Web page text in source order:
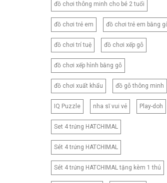
230X245CM
230X250CM
CNB2
CNB3
CNB4
đồ chơi thông minh cho bé 2 tuổi
đồ chơi trẻ em đồ chơi trẻ em bằng
đồ chơi trí tuệ đồ chơi xếp gỗ
đồ chơi xếp hình bằng gỗ
đồ chơi xuất khẩu đồ gỗ thông minh
IQ Puzzle nha sĩ vui vẻ Play-doh
Set 4 trứng HATCHIMAL
Sét 4 trứng HATCHIMAL
Sét 4 trứng HATCHIMAL tặng kèm 1 thú